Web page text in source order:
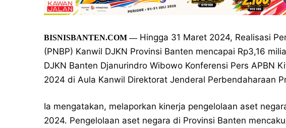
BISNISBANTEN.COM—Hingga 31 Maret 2024, Realisasi
(PNBP) Kanwil DJKN Provinsi Banten mencapai Rp3,16
DJKN Banten Djanurindro Wibowo Konferensi Pers APBN
2024 di Aula Kanwil Direktorat Jenderal Perbendaharaan
Ia mengatakan, melaporkan kinerja pengelolaan aset
2024. Pengelolaan aset negara di Provinsi Banten